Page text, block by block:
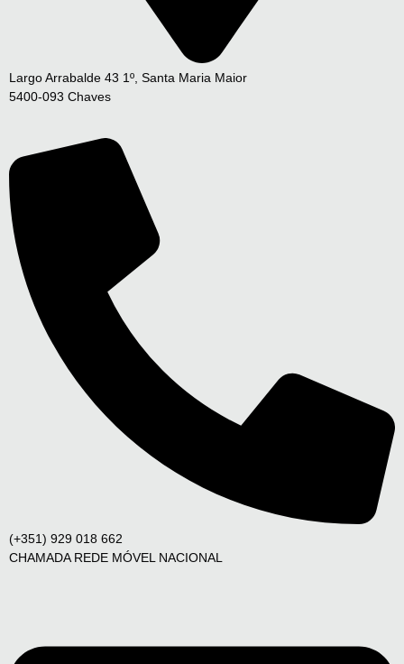
Largo Arrabalde 43 1º, Santa Maria Maior
5400-093 Chaves
(+351) 929 018 662
CHAMADA REDE MÓVEL NACIONAL